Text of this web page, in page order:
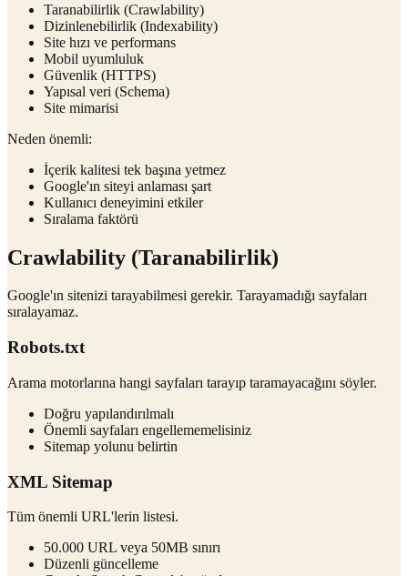
Taranabilirlik (Crawlability)
Dizinlenebilirlik (Indexability)
Site hızı ve performans
Mobil uyumluluk
Güvenlik (HTTPS)
Yapısal veri (Schema)
Site mimarisi
Neden önemli:
İçerik kalitesi tek başına yetmez
Google'ın siteyi anlaması şart
Kullanıcı deneyimini etkiler
Sıralama faktörü
Crawlability (Taranabilirlik)
Google'ın sitenizi tarayabilmesi gerekir. Tarayamadığı sayfaları
sıralayamaz.
Robots.txt
Arama motorlarına hangi sayfaları tarayıp taramayacağını söyler.
Doğru yapılandırılmalı
Önemli sayfaları engellememelisiniz
Sitemap yolunu belirtin
XML Sitemap
Tüm önemli URL'lerin listesi.
50.000 URL veya 50MB sınırı
Düzenli güncelleme